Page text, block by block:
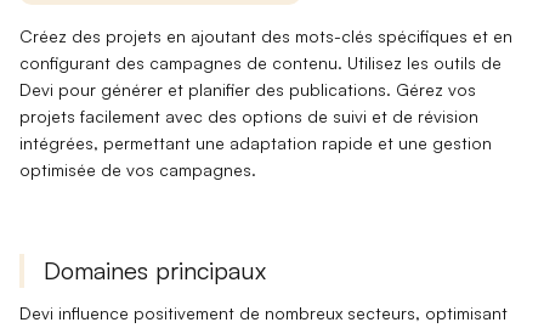
Créez des projets en ajoutant des mots-clés spécifiques et en
configurant des campagnes de contenu. Utilisez les outils de
Devi pour générer et planifier des publications. Gérez vos
projets facilement avec des options de suivi et de révision
intégrées, permettant une adaptation rapide et une gestion
optimisée de vos campagnes.
Domaines principaux
Devi influence positivement de nombreux secteurs, optimisant